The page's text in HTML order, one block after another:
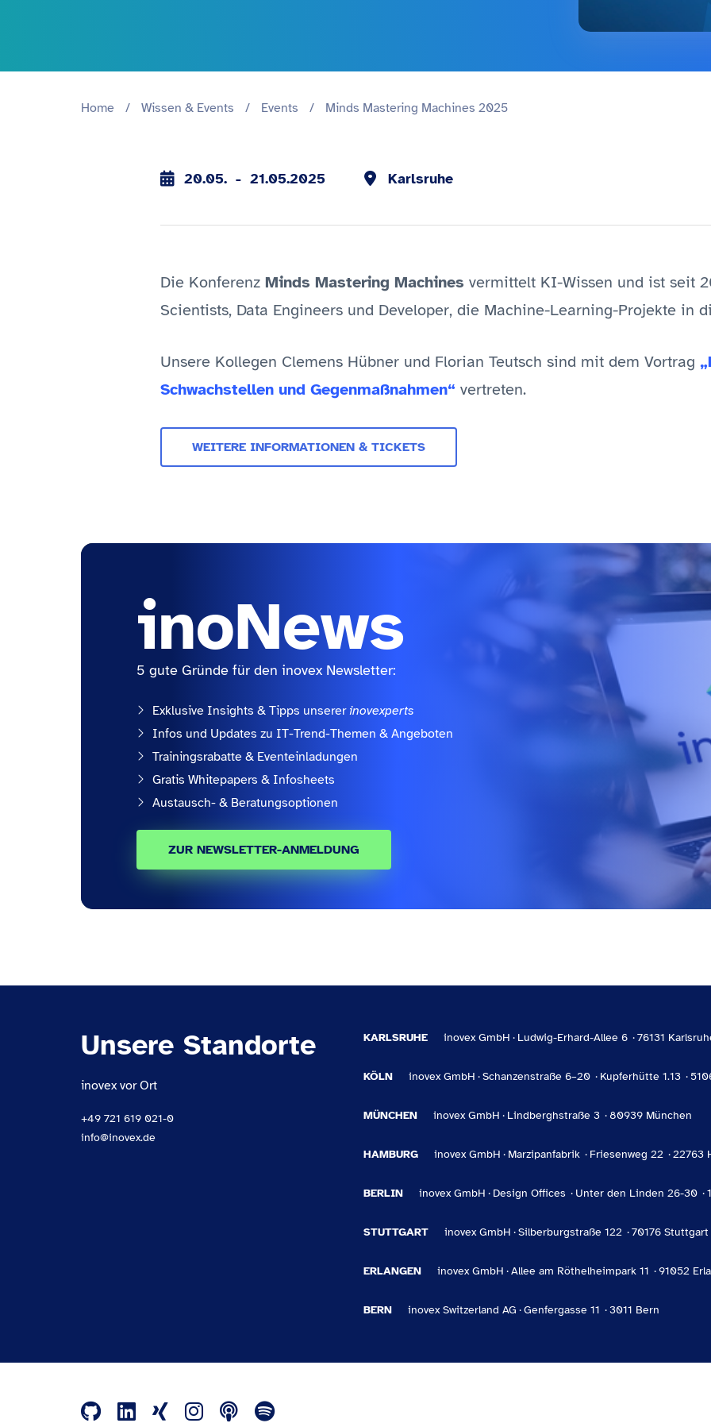
Home / Wissen & Events / Events / Minds Mastering Machines 2025
20.05. 21.05.2025 Karlsruhe
Die Konferenz Minds Mastering Machines vermittelt KI-Wissen und ist seit
Scientists, Data Engineers und Developer, die Machine-Learning-Projekte in
Unsere Kollegen Clemens Hübner und Florian Teutsch sind mit dem Vortrag
Schwachstellen und Gegenmaßnahmen“ vertreten.
WEITERE INFORMATIONEN & TICKETS
inoNews
5 gute Gründe für den inovex Newsletter:
Exklusive Insights & Tipps unsererinovexperts
Infos und Updates zu IT-Trend-Themen & Angeboten
Trainingsrabatte & Eventeinladungen
Gratis Whitepapers & Infosheets
Austausch- & Beratungsoptionen
ZUR NEWSLETTER-ANMELDUNG
Unsere Standorte
inovex vor Ort
+49 721 619 021-0
info@inovex.de
KARLSRUHE inovex GmbH Ludwig-Erhard-Allee 6 76131
KÖLN inovex GmbH Schanzenstraße 6–20 Kupferhütte 1.13
MÜNCHEN inovex GmbH Lindberghstraße 3 80939 München
HAMBURG inovex GmbH Marzipanfabrik Friesenweg 22 22763
BERLIN inovex GmbH Design Offices Unter den Linden 26-30
STUTTGART inovex GmbH Silberburgstraße 122 70176 Stuttgart
ERLANGEN inovex GmbH Allee am Röthelheimpark 11 91052
BERN inovex Switzerland AG Genfergasse 11 3011 Bern